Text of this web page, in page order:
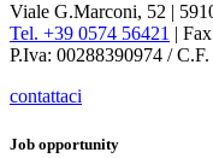
Viale G.Marconi, 52 |
Tel. +39 0574 56421 |
P.Iva: 00288390974 /
contattaci
Job opportunity